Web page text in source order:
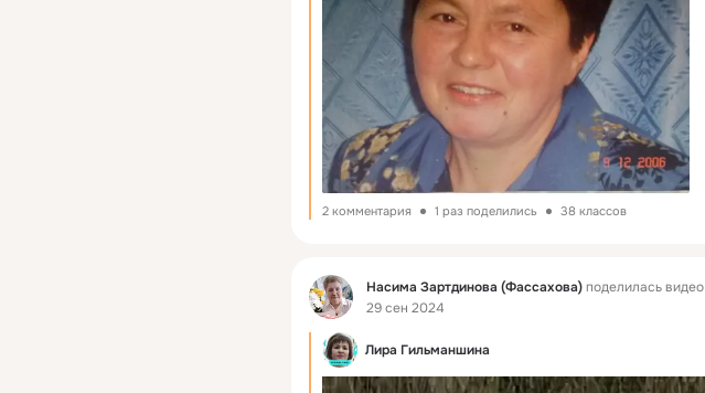
2 комментария 1 раз поделились 38 классов
Фид Насима Зартдинова (Фассахова)поделилась видео
29 сен 2024
Лира Гильманшина